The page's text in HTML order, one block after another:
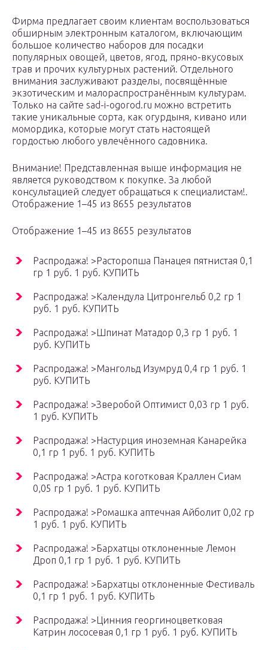
Фирма предлагает своим клиентам воспользоваться
обширным электронным каталогом, включающим
большое количество наборов для посадки
популярных овощей, цветов, ягод, пряно-вкусовых
трав и прочих культурных растений. Отдельного
внимания заслуживают разделы, посвящённые
экзотическим и малораспространённым культурам.
Только на сайте sad-i-ogorod.ru можно встретить
такие уникальные сорта, как огурдыня, кивано или
момордика, которые могут стать настоящей
гордостью любого увлечённого садовника.
Внимание! Представленная выше информация не
является руководством к покупке. За любой
консультацией следует обращаться к специалистам!.
Отображение 1–45 из 8655 результатов
Отображение 1–45 из 8655 результатов
Распродажа! >Расторопша Панацея пятнистая 0,1
гр 1 руб. 1 руб. КУПИТЬ
Распродажа! >Календула Цитронгельб 0,2 гр 1
руб. 1 руб. КУПИТЬ
Распродажа! >Шпинат Матадор 0,3 гр 1 руб. 1
руб. КУПИТЬ
Распродажа! >Мангольд Изумруд 0,4 гр 1 руб. 1
руб. КУПИТЬ
Распродажа! >Зверобой Оптимист 0,03 гр 1 руб.
1 руб. КУПИТЬ
Распродажа! >Настурция иноземная Канарейка
0,1 гр 1 руб. 1 руб. КУПИТЬ
Распродажа! >Астра коготковая Краллен Сиам
0,05 гр 1 руб. 1 руб. КУПИТЬ
Распродажа! >Ромашка аптечная Айболит 0,02 гр
1 руб. 1 руб. КУПИТЬ
Распродажа! >Бархатцы отклоненные Лемон
Дроп 0,1 гр 1 руб. 1 руб. КУПИТЬ
Распродажа! >Бархатцы отклоненные Фестиваль
0,1 гр 1 руб. 1 руб. КУПИТЬ
Распродажа! >Цинния георгиноцветковая
Катрин лососевая 0,1 гр 1 руб. 1 руб. КУПИТЬ